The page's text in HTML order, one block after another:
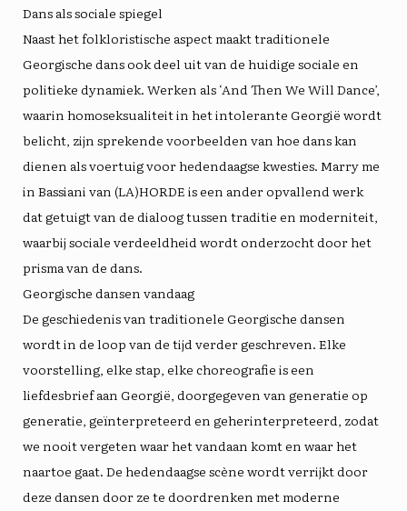
Dans als sociale spiegel
Naast het folkloristische aspect maakt traditionele
Georgische dans ook deel uit van de huidige sociale en
politieke dynamiek. Werken als ‘And Then We Will Dance’,
waarin homoseksualiteit in het intolerante Georgië wordt
belicht, zijn sprekende voorbeelden van hoe dans kan
dienen als voertuig voor hedendaagse kwesties. Marry me
in Bassiani van (LA)HORDE is een ander opvallend werk
dat getuigt van de dialoog tussen traditie en moderniteit,
waarbij sociale verdeeldheid wordt onderzocht door het
prisma van de dans.
Georgische dansen vandaag
De geschiedenis van traditionele Georgische dansen
wordt in de loop van de tijd verder geschreven. Elke
voorstelling, elke stap, elke choreografie is een
liefdesbrief aan Georgië, doorgegeven van generatie op
generatie, geïnterpreteerd en geherinterpreteerd, zodat
we nooit vergeten waar het vandaan komt en waar het
naartoe gaat. De hedendaagse scène wordt verrijkt door
deze dansen door ze te doordrenken met moderne